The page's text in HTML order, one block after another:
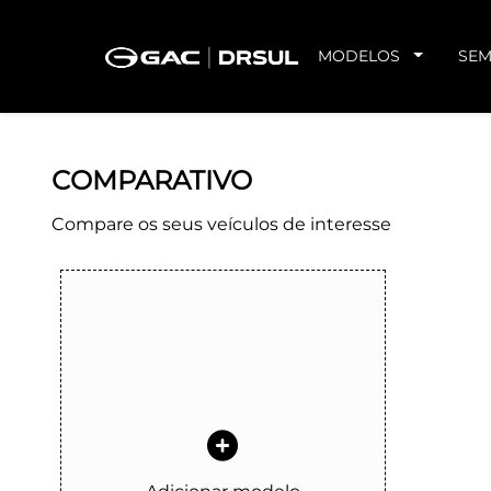
MODELOS
COMPARATIVO
Compare os seus veículos de interesse